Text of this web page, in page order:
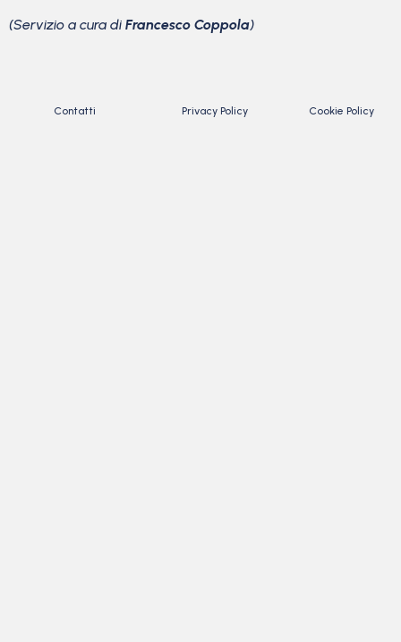
(Servizio a cura di Francesco Coppola)
Contatti Privacy Policy Cookie Policy